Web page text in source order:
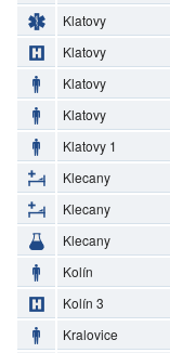
Klatovy
Klatovy
Klatovy
Klatovy
Klatovy 1
Klecany
Klecany
Klecany
Kolín
Kolín 3
Kralovice